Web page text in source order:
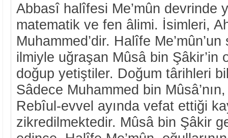
Abbasî halîfesi Me’mûn devrinde
matematik ve fen âlimi. İsimleri,
Muhammed’dir. Halîfe
ilmiyle uğraşan Mûsâ bin Şâkir’in
doğup yetiştiler. Doğum târihleri
Sâdece Muhammed bin
Rebîul-evvel ayında vefat ettiği
zikredilmektedir. Mûsâ bin Şâkir